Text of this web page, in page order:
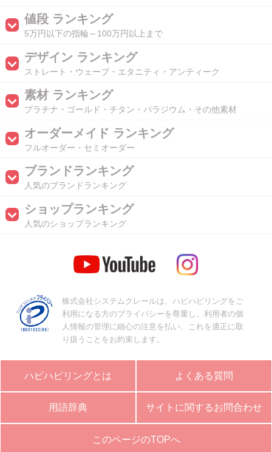
値段 ランキング
5万円以下の指輪～100万円以上まで
デザイン ランキング
ストレート・ウェーブ・エタニティ・アンティーク
素材 ランキング
プラチナ・ゴールド・チタン・パラジウム・その他素材
オーダーメイド ランキング
フルオーダー・セミオーダー
ブランドランキング
人気のブランドランキング
ショップランキング
人気のショップランキング
株式会社システムクレールは、ハピハピリングをご
利用になる方のプライバシーを尊重し、利用者の個
人情報の管理に細心の注意を払い、これを適正に取
り扱うことをお約束します。
ハピハピリングとは よくある質問
用語辞典 サイトに関するお問合わせ
このページのTOPへ